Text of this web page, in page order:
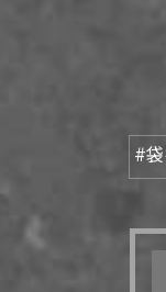
#